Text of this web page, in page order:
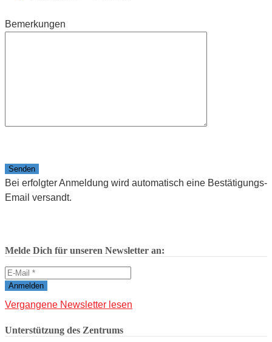
Bemerkungen
Bitte lasse dieses Feld leer.
Bei erfolgter Anmeldung wird automatisch eine Bestätigungs-
Email versandt.
Melde Dich für unseren Newsletter an:
Vergangene Newsletter lesen
Unterstützung des Zentrums